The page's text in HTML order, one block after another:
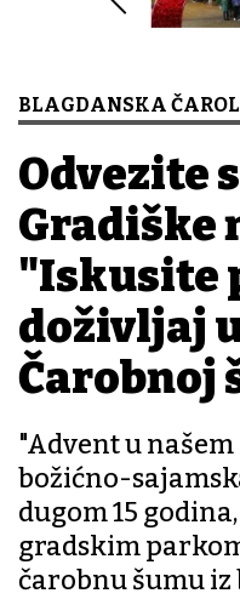
BLAGDANSKA
Odvezite
Gradiške
"Iskusite
doživljaj
Čarobnoj
"Advent u
božićno-
dugom 15
gradskim
čarobnu šumu iz